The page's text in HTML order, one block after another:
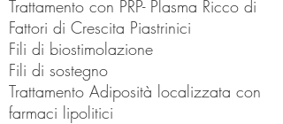
Trattamento con PRP- Plasma Ricco di
Fattori di Crescita Piastrinici
Fili di biostimolazione
Fili di sostegno
Trattamento Adiposità localizzata con
farmaci lipolitici